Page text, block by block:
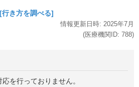
[行き方を調べる]
情報更新日時: 2025年7月
(医療機関ID: 788)
を行っておりません。